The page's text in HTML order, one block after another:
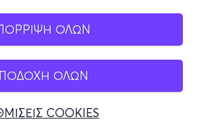
ΟΛΩΝ
ΟΛΩΝ
COOKIES